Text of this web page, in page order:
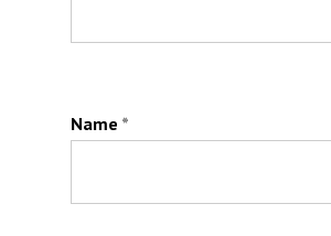
Name *